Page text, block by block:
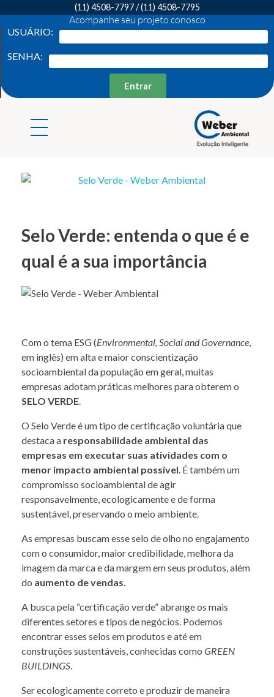
(11) 4508-7797/(11) 4508-7795
Acompanhe seu projeto conosco
USUÁRIO:
SENHA:
Entrar
Selo Verde: entenda o que é e
qual é a sua importância
Com o tema ESG (Environmental, Social and Governance,
em inglês) em alta e maior conscientização
socioambiental da população em geral, muitas
empresas adotam práticas melhores para obterem o
SELO VERDE.
O Selo Verde é um tipo de certificação voluntária que
destaca a responsabilidade ambiental das
empresas em executar suas atividades com o
menor impacto ambiental possível. É também um
compromisso socioambiental de agir
responsavelmente, ecologicamente e de forma
sustentável, preservando o meio ambiente.
As empresas buscam esse selo de olho no engajamento
com o consumidor, maior credibilidade, melhora da
imagem da marca e da margem em seus produtos, além
do aumento de vendas.
A busca pela “certificação verde” abrange os mais
diferentes setores e tipos de negócios. Podemos
encontrar esses selos em produtos e até em
construções sustentáveis, conhecidas como GREEN
BUILDINGS.
Ser ecologicamente correto e produzir de maneira